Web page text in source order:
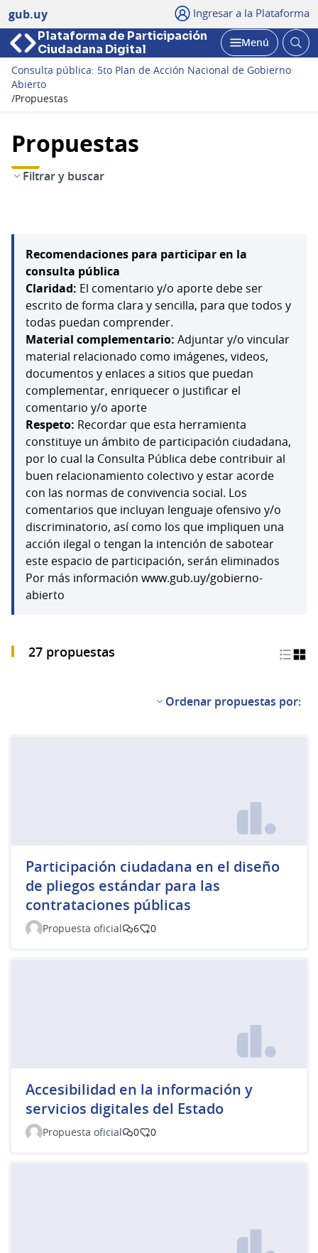
gub.uy Ingresar a la Plataforma
Plataforma de Participación
Ciudadana Digital
Abrir
Menú
Consulta pública: 5to Plan de Acción Nacional de Gobierno
Abierto
/Propuestas
Propuestas
Filtrar y buscar
Recomendaciones para participar en la
consulta pública
Claridad: El comentario y/o aporte debe ser
escrito de forma clara y sencilla, para que todos y
todas puedan comprender.
Material complementario: Adjuntar y/o vincular
material relacionado como imágenes, videos,
documentos y enlaces a sitios que puedan
complementar, enriquecer o justificar el
comentario y/o aporte
Respeto: Recordar que esta herramienta
constituye un ámbito de participación ciudadana,
por lo cual la Consulta Pública debe contribuir al
buen relacionamiento colectivo y estar acorde
con las normas de convivencia social. Los
comentarios que incluyan lenguaje ofensivo y/o
discriminatorio, así como los que impliquen una
acción ilegal o tengan la intención de sabotear
este espacio de participación, serán eliminados
Por más información www.gub.uy/gobierno-
abierto
27 propuestas
Ordenar propuestas por:
Participación ciudadana en el diseño
de pliegos estándar para las
contrataciones públicas
Propuesta oficial 6 0
Accesibilidad en la información y
servicios digitales del Estado
Propuesta oficial 0 0